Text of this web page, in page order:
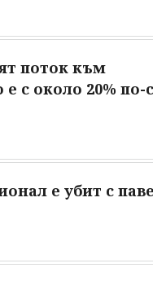
поток към
с около 20% по-
е убит с